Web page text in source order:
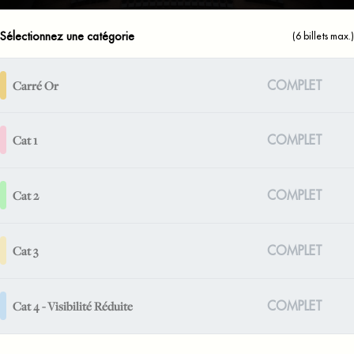
Sélectionnez une catégorie (6 billets max.)
Carré Or COMPLET
Cat 1 COMPLET
Cat 2 COMPLET
Cat 3 COMPLET
Cat 4 - Visibilité Réduite COMPLET